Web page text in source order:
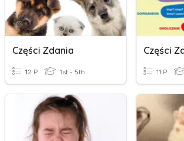
Części Zdania
12 P 1st - 5th
Części
11 P